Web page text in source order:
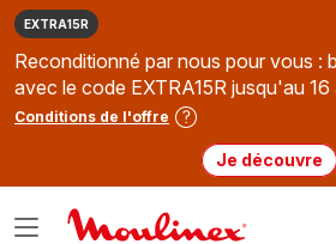
EXTRA15R
Reconditionné par nous pour vous :
avec le code EXTRA15R jusqu'au
Conditions de l'offre
Je découvre
Ouvrir